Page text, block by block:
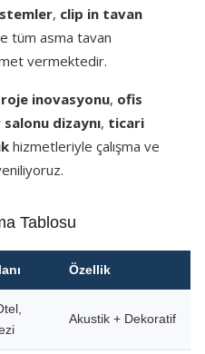
, clip in tavan
tüm asma tavan
vermektedir.
inovasyonu, ofis
dizaynı, ticari
hizmetleriyle çalışma ve
Tablosu
Özellik
Akustik + Dekoratif